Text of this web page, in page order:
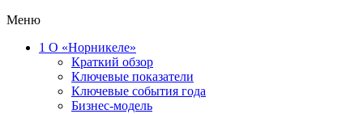
Меню
1 О «Норникеле»
Краткий обзор
Ключевые показатели
Ключевые события года
Бизнес-модель